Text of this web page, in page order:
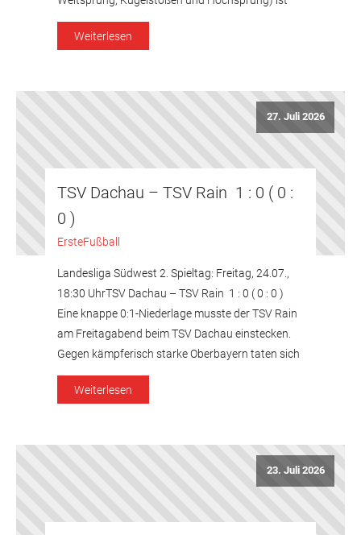
der erste Einstieg für die jüngeren Athleten in den
klassischen Mehrkampf. Bei den wU12 Ida
Weiterlesen
27. Juli 2026
TSV Dachau – TSV Rain 1 : 0 ( 0 :
0 )
ErsteFußball
Landesliga Südwest 2. Spieltag: Freitag, 24.07.,
18:30 UhrTSV Dachau – TSV Rain 1 : 0 ( 0 : 0 )
Eine knappe 0:1-Niederlage musste der TSV Rain
am Freitagabend beim TSV Dachau einstecken.
Gegen kämpferisch starke Oberbayern taten sich
die Blumenstädter über weite Strecken schwer
und erwischten einen gebrauchten Tag. Am Ende
Weiterlesen
23. Juli 2026